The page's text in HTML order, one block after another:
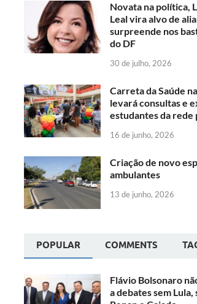
Novata na política,
Leal vira alvo de
surpreende nos
do DF
30 de julho, 2026
Carreta da Saúde
levará consultas e
estudantes da rede
16 de junho, 2026
Criação de novo
ambulantes
13 de junho, 2026
POPULAR COMMENTS
Flávio Bolsonaro
a debates sem Lula,